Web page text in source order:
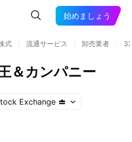
始めましょう
式 流通サービス 卸売業者
＆カンパニー
Exchange